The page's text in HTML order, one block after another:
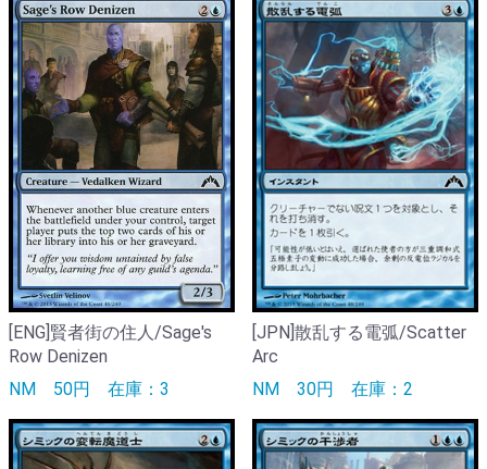
[ENG]賢者街の住人/Sage's
Row Denizen
NM 50円 在庫：3
[JPN]散乱する電弧/Scatter
Arc
NM 30円 在庫：2